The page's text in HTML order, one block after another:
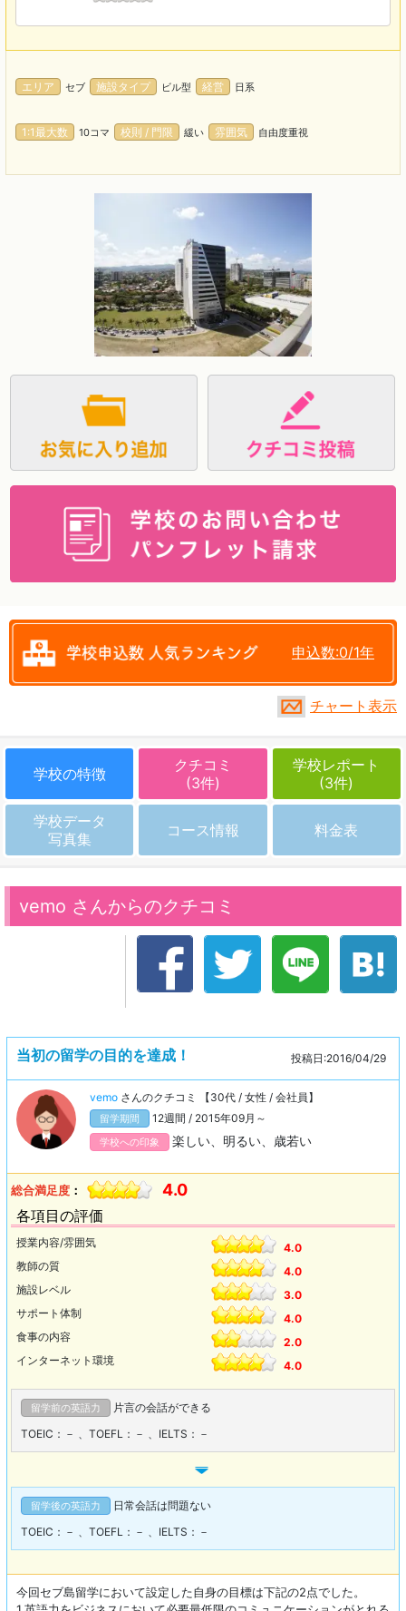
エリア セブ 施設タイプ ビル型 経営 日系
1:1最大数 10コマ 校則 / 門限 緩い 雰囲気 自由度重視
申込数:0/1年
チャート表示
学校の特徴
クチコミ
(3件)
学校レポート
(3件)
学校データ
写真集
コース情報 料金表
vemo さんからのクチコミ
当初の留学の目的を達成！ 投稿日:2016/04/29
vemo さんのクチコミ 【30代 / 女性 / 会社員】
留学期間 12週間 / 2015年09月～
学校への印象 楽しい、明るい、歳若い
総合満足度 ： 4.0
各項目の評価
授業内容/雰囲気
4.0
教師の質
4.0
施設レベル
3.0
サポート体制
4.0
食事の内容
2.0
インターネット環境
4.0
留学前の英語力
片言の会話ができる
TOEIC：－ 、 TOEFL：－ 、 IELTS：－
留学後の英語力
日常会話は問題ない
TOEIC：－ 、 TOEFL：－ 、 IELTS：－
今回セブ島留学において設定した自身の目標は下記の2点でした。